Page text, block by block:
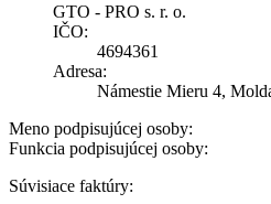
GTO - PRO s. r. o.
IČO:
4694361
Adresa:
Námestie Mieru 4,
Meno podpisujúcej osoby:
Funkcia podpisujúcej osoby:
Súvisiace faktúry: